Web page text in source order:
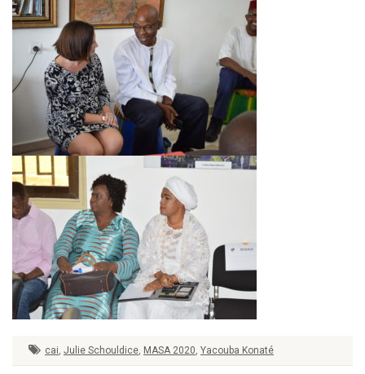
cai Julie Schouldice MASA 2020 Yacouba Konaté